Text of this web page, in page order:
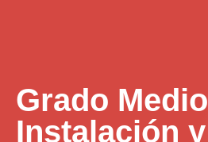
Grado Medio
Instalación y